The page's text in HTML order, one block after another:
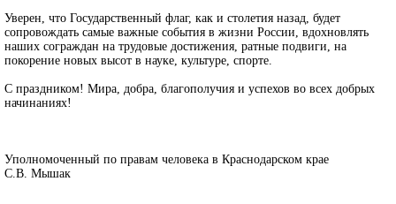
Уверен, что Государственный флаг, как и столетия назад, будет
сопровождать самые важные события в жизни России, вдохновлять
наших сограждан на трудовые достижения, ратные подвиги, на
покорение новых высот в науке, культуре, спорте.
С праздником! Мира, добра, благополучия и успехов во всех добрых
начинаниях!
Уполномоченный по правам человека в Краснодарском крае
С.В. Мышак